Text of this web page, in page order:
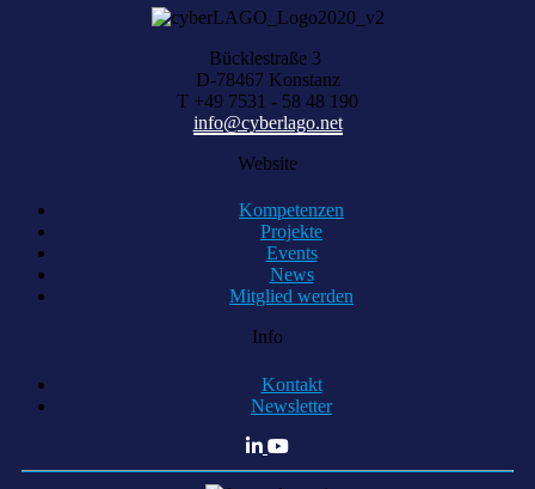
Bücklestraße 3
D-78467 Konstanz
T +49 7531 - 58 48 190
info@cyberlago.net
Website
Kompetenzen
Projekte
Events
News
Mitglied werden
Info
Kontakt
Newsletter